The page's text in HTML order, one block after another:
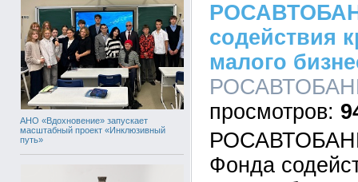
АНО «Вдохновение» запускает
масштабный проект «Инклюзивный
путь»
содействия
малого
Фонда